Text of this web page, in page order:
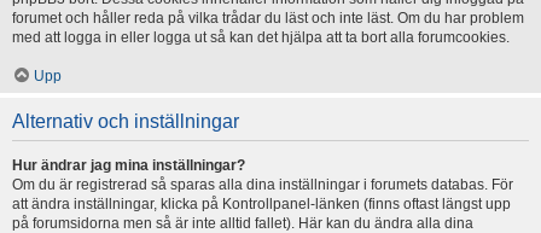
forumet och håller reda på vilka trådar du läst och inte läst. Om du har problem
med att logga in eller logga ut så kan det hjälpa att ta bort alla forumcookies.
Upp
Alternativ och inställningar
Hur ändrar jag mina inställningar?
Om du är registrerad så sparas alla dina inställningar i forumets databas. För
att ändra inställningar, klicka på Kontrollpanel-länken (finns oftast längst upp
på forumsidorna men så är inte alltid fallet). Här kan du ändra alla dina